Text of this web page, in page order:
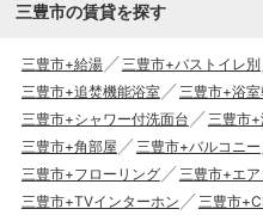
三豊市の賃貸を探す
三豊市+給湯 三豊市+バストイレ別
三豊市+追焚機能浴室
三豊市+浴
三豊市+シャワー付洗面台
三豊市
三豊市+角部屋
三豊市+バルコニー
三豊市+フローリング
三豊市+エア
三豊市+TVインターホン
三豊市